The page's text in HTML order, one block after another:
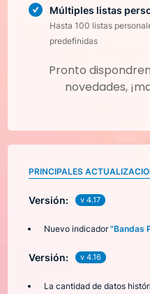
Múltiples listas
Hasta 100 listas
predefinidas
Pronto
novedades,
PRINCIPALES
Versión: v 4.17
Nuevo indicador"Bandas
Versión: v 4.16
La cantidad de datos